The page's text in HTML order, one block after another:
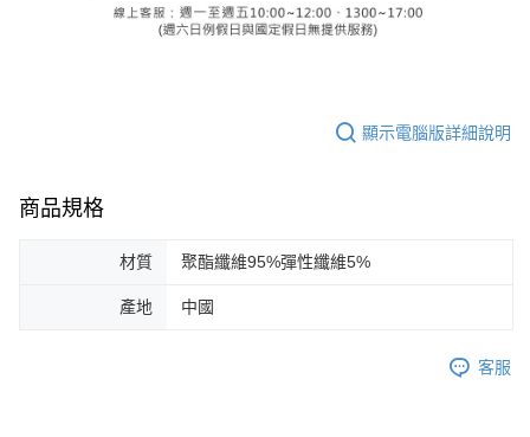
顯示電腦版詳細說明
商品規格
材質 聚酯纖維95%彈性纖維5%
產地 中國
客服